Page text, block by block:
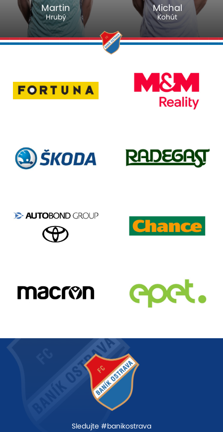
Martin
Hrubý
Michal
Kohút
Sledujte #banikostrava